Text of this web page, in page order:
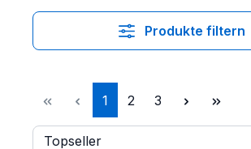
Produkte filtern
Seite
1 Seite
2 Seite
3